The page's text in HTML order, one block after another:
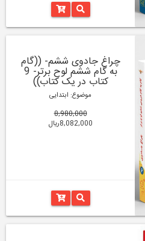
چراغ جادوی ششم- ((گام
به گام ششم لوح برتر- 9
کتاب در یک کتاب))
موضوع: ابتدایی
8,980,000
8,082,000ریال